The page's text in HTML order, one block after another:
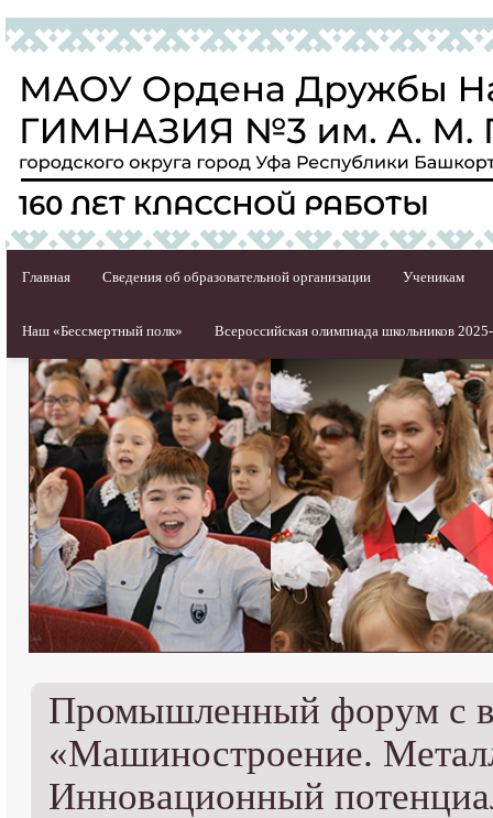
Главная Сведения об образовательной организации Ученикам
Наш «Бессмертный полк» Всероссийская олимпиада школьников
Промышленный форум с
«Машиностроение.
Инновационный